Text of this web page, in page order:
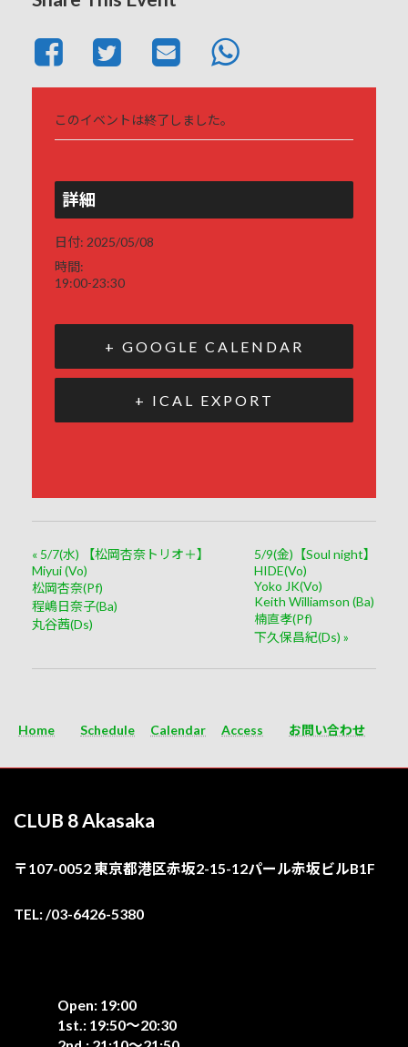
このイベントは終了しました。
詳細
日付: 2025/05/08
時間:
19:00-23:30
+ GOOGLE CALENDAR
+ ICAL EXPORT
« 5/7(水) 【松岡杏奈トリオ＋】
Miyui (Vo)
松岡杏奈(Pf)
程嶋日奈子(Ba)
丸谷茜(Ds)
5/9(金)【Soul night】
HIDE(Vo)
Yoko JK(Vo)
Keith Williamson (Ba)
楠直孝(Pf)
下久保昌紀(Ds) »
Home Schedule Calendar Access お問い合わせ
CLUB 8 Akasaka
〒107-0052 東京都港区赤坂2-15-12パール赤坂ビルB1F
TEL: /03-6426-5380
Open: 19:00
1st.: 19:50〜20:30